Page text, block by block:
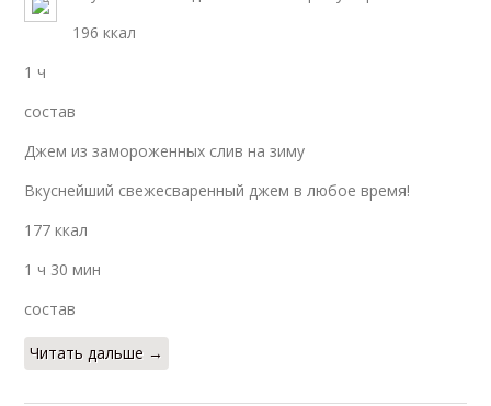
196 ккал
1 ч
состав
Джем из замороженных слив на зиму
Вкуснейший свежесваренный джем в любое время!
177 ккал
1 ч 30 мин
состав
Читать дальше →